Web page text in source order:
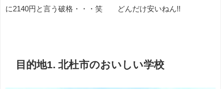
に2140円と言う破格・・・笑 どんだけ安いねん!!
目的地1. 北杜市のおいしい学校